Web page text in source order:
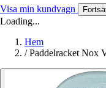
Visa min kundvagn
Loading...
Hem
/ Paddelracket Nox